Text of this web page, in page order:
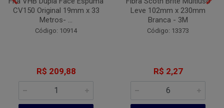
CV150 Original 19mm x 33
Metros- ...
Código: 10914
R$ 209,88
Leve 102mm x 230mm
Branca - 3M
Código: 13373
R$ 2,27